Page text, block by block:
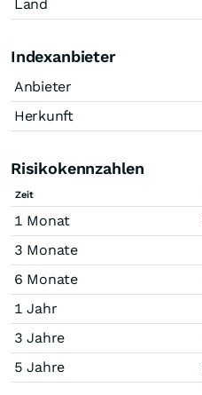
Land
Indexanbieter
Anbieter
Herkunft
Risikokennzahlen
Zeit
1 Monat
3 Monate
6 Monate
1 Jahr
3 Jahre
5 Jahre